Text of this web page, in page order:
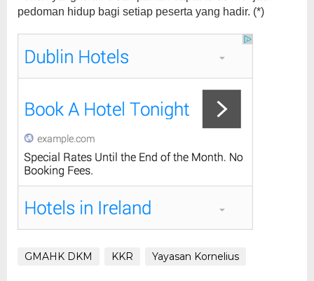
pedoman hidup bagi setiap peserta yang hadir. (*)
GMAHK DKM KKR Yayasan Kornelius